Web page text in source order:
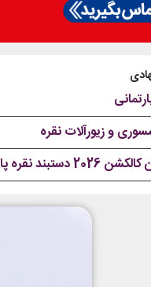
و زیورآلات نقره
نقره پاندورا